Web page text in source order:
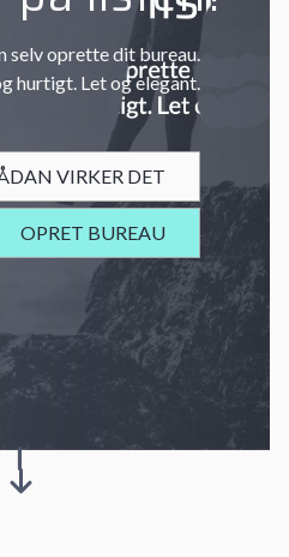
selv oprette dit bureau.
hurtigt. Let og elegant.
VIRKER DET
OPRET BUREAU